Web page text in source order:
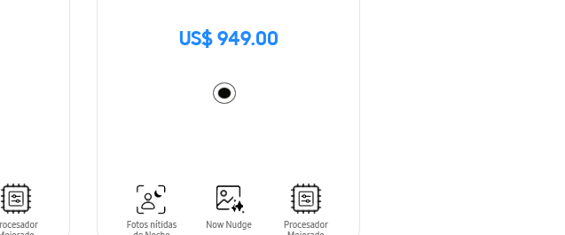
US$ 949.00